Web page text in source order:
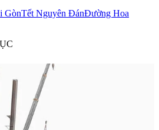
GònTết Nguyên ĐánĐường Hoa